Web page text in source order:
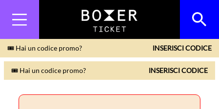
🎟 Hai un codice promo? INSERISCI CODICE
🎟 Hai un codice promo? INSERISCI CODICE